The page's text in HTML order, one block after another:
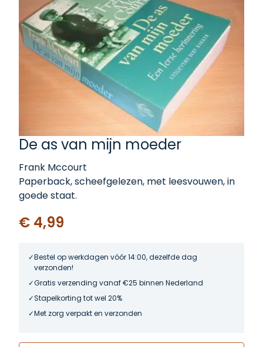
De as van mijn moeder
Frank Mccourt
Paperback, scheefgelezen, met leesvouwen, in
goede staat.
€ 4,99
Bestel op werkdagen vóór 14:00, dezelfde dag
verzonden!
Gratis verzending vanaf €25 binnen Nederland
Stapelkorting tot wel 20%
Met zorg verpakt en verzonden